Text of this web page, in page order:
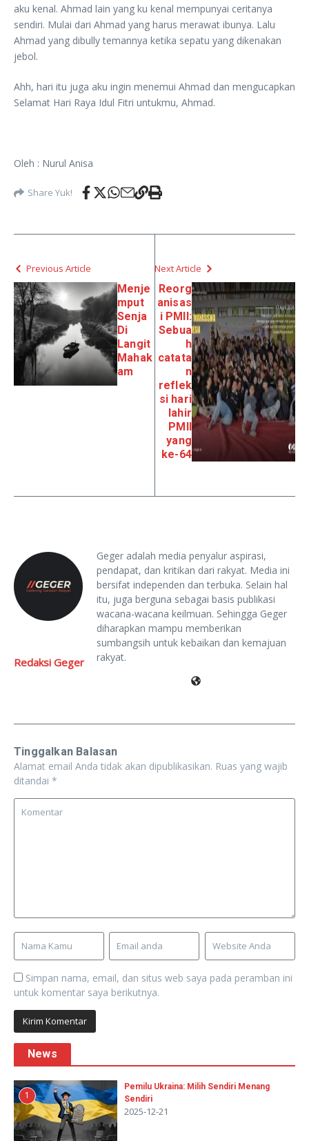
aku kenal. Ahmad lain yang ku kenal mempunyai ceritanya
sendiri. Mulai dari Ahmad yang harus merawat ibunya. Lalu
Ahmad yang dibully temannya ketika sepatu yang dikenakan
jebol.
Ahh, hari itu juga aku ingin menemui Ahmad dan mengucapkan
Selamat Hari Raya Idul Fitri untukmu, Ahmad.
Oleh : Nurul Anisa
Share Yuk!
Previous Article
Menje
mput
Senja
Di
Langit
Mahak
am
Next Article
Reorg
anisas
i PMII:
Sebua
h
catata
n
reflek
si hari
lahir
PMII
yang
ke-64
Redaksi Geger
Geger adalah media penyalur aspirasi,
pendapat, dan kritikan dari rakyat. Media ini
bersifat independen dan terbuka. Selain hal
itu, juga berguna sebagai basis publikasi
wacana-wacana keilmuan. Sehingga Geger
diharapkan mampu memberikan
sumbangsih untuk kebaikan dan kemajuan
rakyat.
Tinggalkan Balasan
Alamat email Anda tidak akan dipublikasikan. Ruas yang wajib
ditandai *
Simpan nama, email, dan situs web saya pada peramban ini
untuk komentar saya berikutnya.
News
1
Pemilu Ukraina: Milih Sendiri Menang
Sendiri
2025-12-21